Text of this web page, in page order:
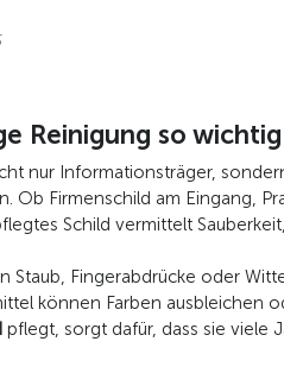
Reinigung so
nur Informationsträger,
Ob Firmenschild am Eingang,
Schild vermittelt
Staub, Fingerabdrücke oder
können Farben ausbleichen
pflegt, sorgt dafür, dass sie viele